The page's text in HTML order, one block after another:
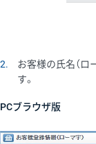
2
お客様の氏名（ロ
す。
PCブラウザ版